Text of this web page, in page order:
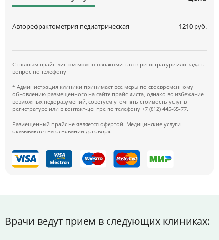
Авторефрактометрия педиатрическая 1210 руб.
С полным прайс-листом можно ознакомиться в регистратуре или задать
вопрос по телефону
* Администрация клиники принимает все меры по своевременному
обновлению размещенного на сайте прайс-листа, однако во избежание
возможных недоразумений, советуем уточнять стоимость услуг в
регистратуре или в контакт-центре по телефону +7 (812) 445-65-77.
Размещенный прайс не является офертой. Медицинские услуги
оказываются на основании договора.
Врачи ведут прием в следующих клиниках: